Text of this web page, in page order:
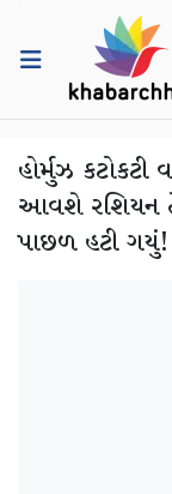
હોર્મુઝ
આવશે રશિયન
પાછળ હટી ગયું!